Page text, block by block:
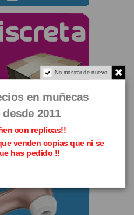
No mostrar de nuevo.
en muñecas
2011
con replicas!!
venden copias que ni se
has pedido !!